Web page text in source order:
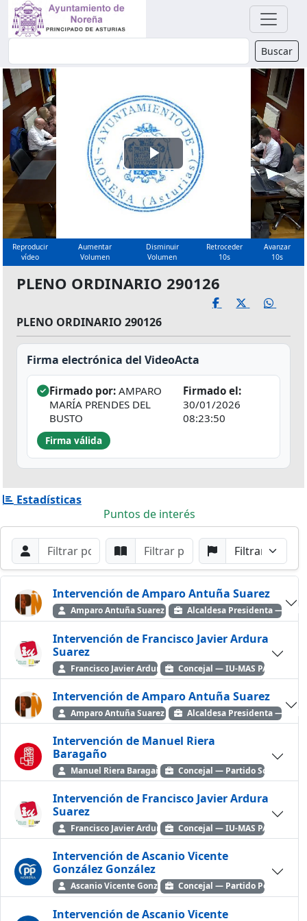
Buscador Buscar
Reproducir
Vídeo
Reproducir
vídeo
Aumentar
Volumen
Disminuir
Volumen
Retroceder
10s
Avanzar
10s
PLENO ORDINARIO 290126
PLENO ORDINARIO 290126
Firma electrónica del VideoActa
Firmado por: AMPARO
MARÍA PRENDES DEL
BUSTO
Firmado el:
30/01/2026
08:23:50
Firma válida
Estadísticas
Puntos de interés
Filtros de búsqueda
Buscar por OradorBuscar por Punto Buscar por Partido
Buscar
Intervención de Amparo Antuña Suarez
Amparo Antuña Suarez Alcaldesa Presidenta —
Intervención de Francisco Javier Ardura
Suarez
Francisco Javier Ardura SuarezConcejal — IU-MAS PAIS-IAS
Intervención de Amparo Antuña Suarez
Amparo Antuña Suarez Alcaldesa Presidenta —
Intervención de Manuel Riera
Baragaño
Manuel Riera Baragaño Concejal — Partido Socialista
Intervención de Francisco Javier Ardura
Suarez
Francisco Javier Ardura SuarezConcejal — IU-MAS PAIS-IAS
Intervención de Ascanio Vicente
González González
Ascanio Vicente González GonzálezConcejal — Partido Popular
Intervención de Ascanio Vicente